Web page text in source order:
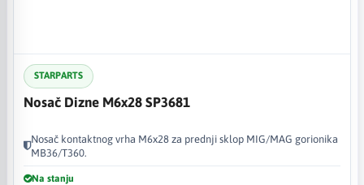
STARPARTS
Nosač Dizne M6x28 SP3681
Nosač kontaktnog vrha M6x28 za prednji sklop MIG/MAG gorionika
MB36/T360.
Na stanju